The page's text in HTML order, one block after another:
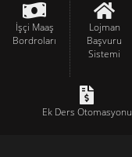
İşçi Maaş
Bordroları
Lojman
Başvuru
Sistemi
Ek Ders Otomasyonu